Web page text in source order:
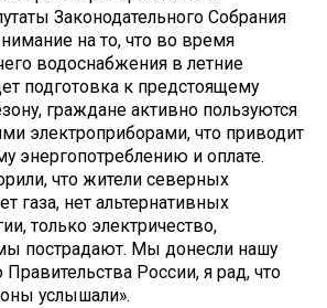
Законодательного Собрания
на то, что во время
водоснабжения в летние
подготовка к предстоящему
граждане активно пользуются
электроприборами, что приводит
энергопотреблению и оплате.
что жители северных
газа, нет альтернативных
только электричество,
пострадают. Мы донесли нашу
Правительства России, я рад, что
услышали».